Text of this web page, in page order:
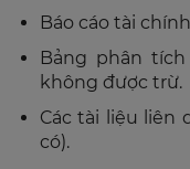
Báo cáo tài
Bảng phân
không được trừ.
Các tài liệu liên
có).